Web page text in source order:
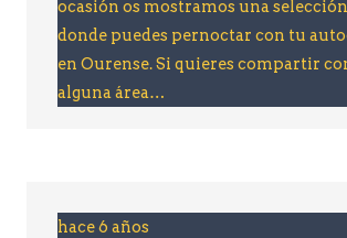
ocasión os mostramos una selección
donde puedes pernoctar con tu
en Ourense. Si quieres compartir
alguna área…
hace 6 años